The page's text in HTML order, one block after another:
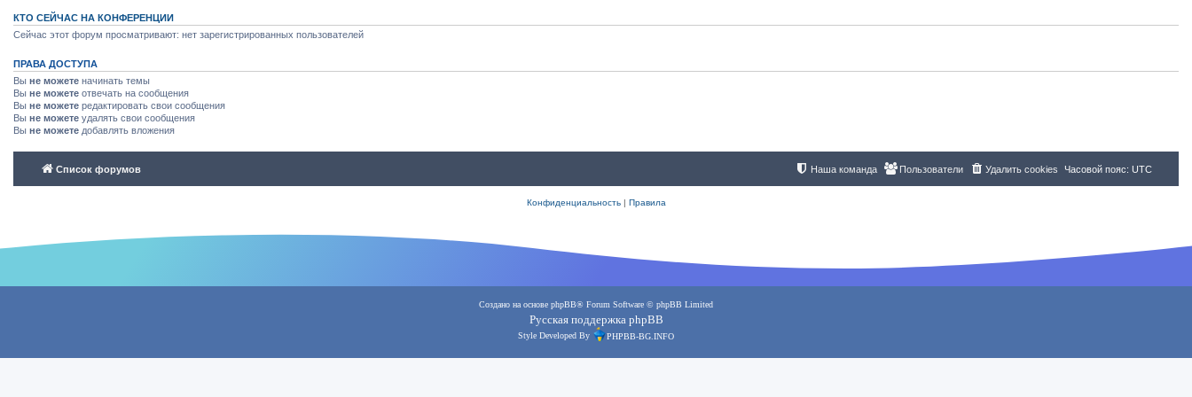
КТО СЕЙЧАС НА КОНФЕРЕНЦИИ
Сейчас этот форум просматривают: нет зарегистрированных пользователей
ПРАВА ДОСТУПА
Вы не можете начинать темы
Вы не можете отвечать на сообщения
Вы не можете редактировать свои сообщения
Вы не можете удалять свои сообщения
Вы не можете добавлять вложения
Список форумов Часовой пояс: UTC
Удалить cookies
Пользователи
Наша команда
Конфиденциальность| Правила
Создано на основе phpBB® Forum Software © phpBB Limited
Русская поддержка phpBB
Style Developed By PHPBB-BG.INFO